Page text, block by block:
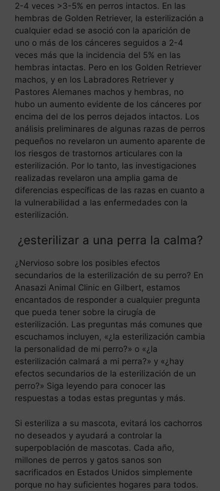
2-4 veces >3-5% en perros intactos. En las
hembras de Golden Retriever, la esterilización a
cualquier edad se asoció con la aparición de
uno o más de los cánceres seguidos a 2-4
veces más que la incidencia del 5% en las
hembras intactas. Pero en los Golden Retriever
machos, y en los Labradores Retriever y
Pastores Alemanes machos y hembras, no
hubo un aumento evidente de los cánceres por
encima del de los perros dejados intactos. Los
análisis preliminares de algunas razas de perros
pequeños no revelaron un aumento aparente de
los riesgos de trastornos articulares con la
esterilización. Por lo tanto, las investigaciones
realizadas revelaron una amplia gama de
diferencias específicas de las razas en cuanto a
la vulnerabilidad a las enfermedades con la
esterilización.
¿esterilizar a una perra la calma?
¿Nervioso sobre los posibles efectos
secundarios de la esterilización de su perro? En
Anasazi Animal Clinic en Gilbert, estamos
encantados de responder a cualquier pregunta
que pueda tener sobre la cirugía de
esterilización. Las preguntas más comunes que
escuchamos incluyen, «¿la esterilización cambia
la personalidad de mi perro?» o «¿la
esterilización calmará a mi perra?» y «¿hay
efectos secundarios de la esterilización de un
perro?» Siga leyendo para conocer las
respuestas a todas estas preguntas y más.
Si esteriliza a su mascota, evitará los cachorros
no deseados y ayudará a controlar la
superpoblación de mascotas. Cada año,
millones de perros y gatos sanos son
sacrificados en Estados Unidos simplemente
porque no hay suficientes hogares para todos.